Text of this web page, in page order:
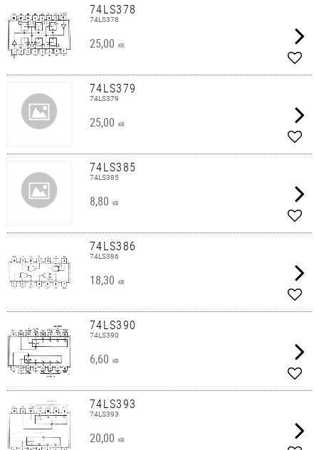
74LS378
74LS378
25,00 KR
74LS379
74LS379
25,00 KR
74LS385
74LS385
8,80 KR
74LS386
74LS386
18,30 KR
74LS390
74LS390
6,60 KR
74LS393
74LS393
20,00 KR